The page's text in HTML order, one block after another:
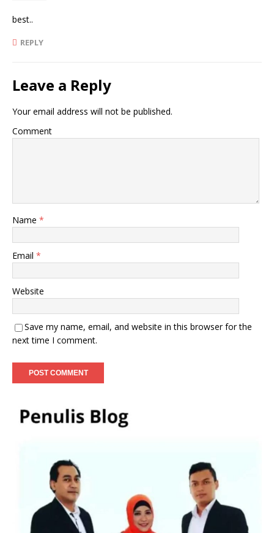
best..
REPLY
Leave a Reply
Your email address will not be published.
Comment
Name *
Email *
Website
Save my name, email, and website in this browser for the
next time I comment.